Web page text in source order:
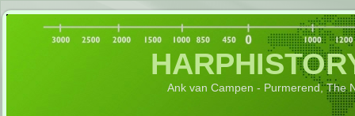
Ank van Campen - Purmerend, The